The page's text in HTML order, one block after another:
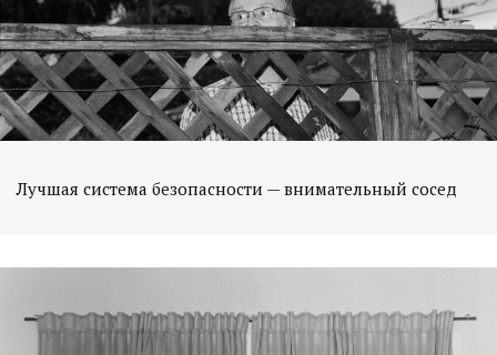
Лучшая система безопасности — внимательный сосед